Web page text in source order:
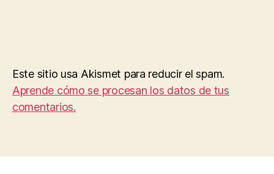
Este sitio usa Akismet para reducir el spam.
Aprende cómo se procesan los datos de tus
comentarios.